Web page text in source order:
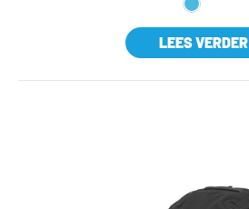
LEES VERDER